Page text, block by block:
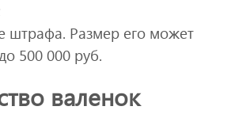
штрафа. Размер его может
500 000 руб.
валенок